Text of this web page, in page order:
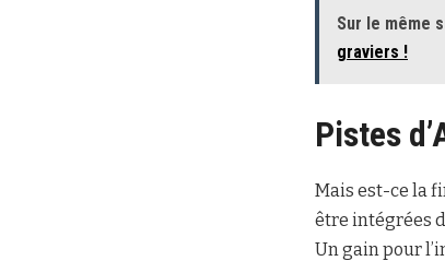
Sur le même
graviers !
Pistes
Mais est-ce la
être intégrées
Un gain pour